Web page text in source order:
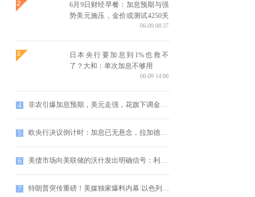
6月9日财经早餐：加息预期与强
势美元施压，金价或测试4250关
口，伊朗释放谈判信号限制油价
06-09 08:37
日本央行要加息到1%也救不
了？大和：单次加息不够用
06-09 14:06
4 非农引爆加息预期，美元走强，花旗下调金价至 4000！黄金要大跌？
5 欧央行决议倒计时：加息已无悬念，拉加德如何引导9月路径成关键
6 美债市场向美联储的沃什发出明确信号：利率不够高
7 特朗普突传重磅！美媒独家爆料内幕:以色列与伊朗如何险些将特朗普拉回战争